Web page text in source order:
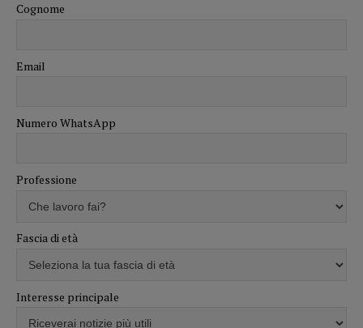
Cognome
Email
Numero WhatsApp
Professione
Fascia di età
Interesse principale